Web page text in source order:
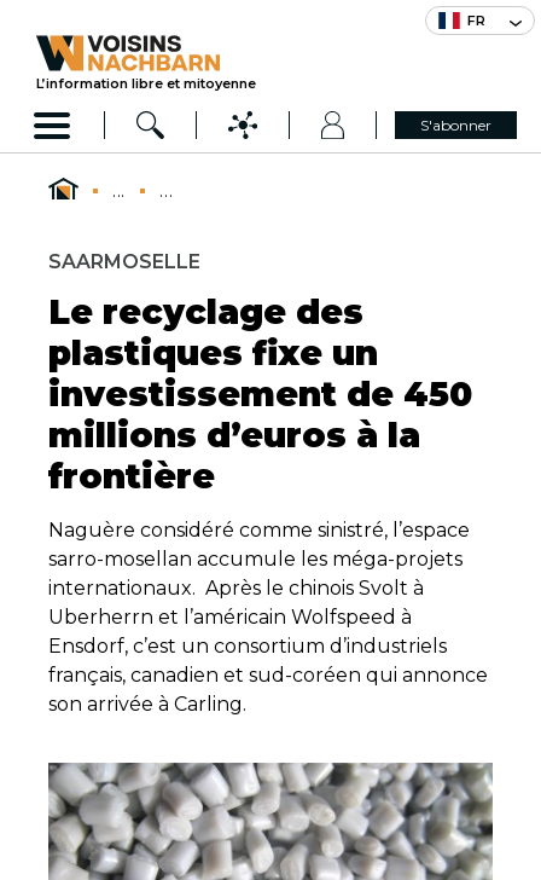
FR
L’information libre et mitoyenne
S'abonner
... ...
SAARMOSELLE
Le recyclage des
plastiques fixe un
investissement de 450
millions d’euros à la
frontière
Naguère considéré comme sinistré, l’espace
sarro-mosellan accumule les méga-projets
internationaux. Après le chinois Svolt à
Uberherrn et l’américain Wolfspeed à
Ensdorf, c’est un consortium d’industriels
français, canadien et sud-coréen qui annonce
son arrivée à Carling.